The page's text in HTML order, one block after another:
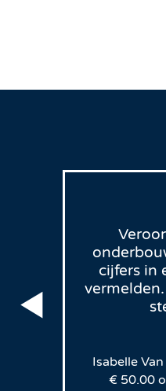
cijfers in
Isabelle
€ 50.00